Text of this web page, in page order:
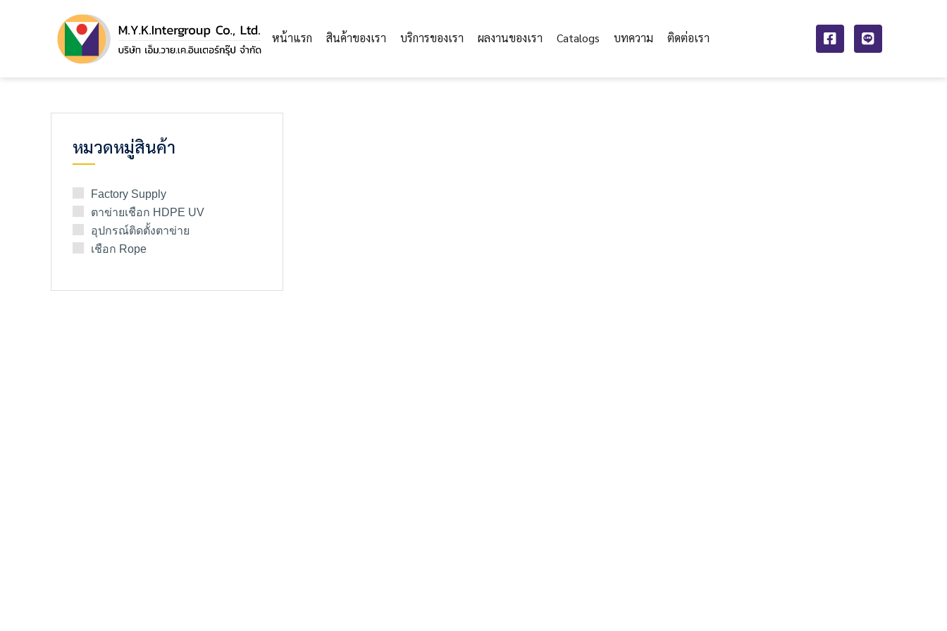
หน้าแรก สินค้าของเรา บริการของเรา ผลงานของเรา Catalogs บทความ ติดต่อเรา
หมวดหมู่สินค้า
Factory Supply
ตาข่ายเชือก HDPE UV
อุปกรณ์ติดตั้งตาข่าย
เชือก Rope